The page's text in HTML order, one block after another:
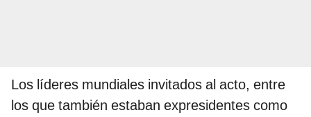
Los líderes mundiales invitados al acto, entre
los que también estaban expresidentes como